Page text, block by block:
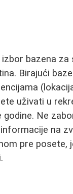
bazena za
Birajući
uživati u
Ne
na
pre posete,